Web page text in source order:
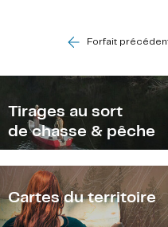
Forfait
Tirages au sort
de chasse & pêche
Cartes du territoire